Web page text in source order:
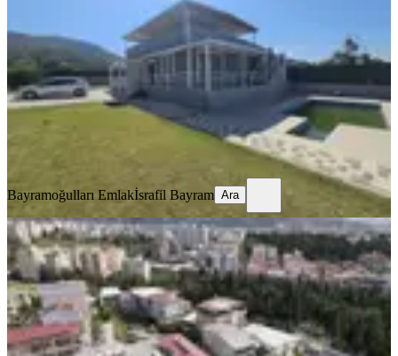
Buca, Kırklar Mahallesi
3+1·850 m²·03.07.2026
12.500.000 ₺ 14.000.000 ₺
Bayramoğulları Emlak İsrafil Bayram
Bayramoğulları Emlakİsrafil Bayram Ara
Pasifikten Buca Adatepede Satılık 3+1
2 Adet Tripleks Villa
Buca, Adatepe Mahallesi
3+1·160 m²·23.06.2026